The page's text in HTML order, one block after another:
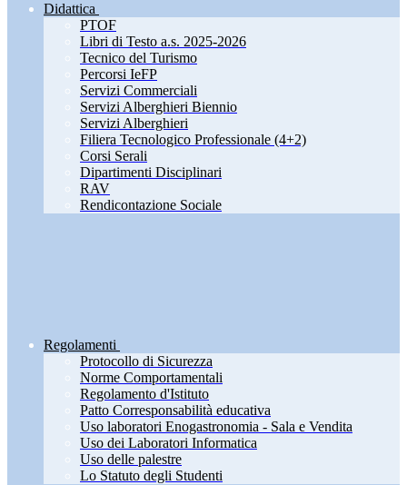
Didattica
PTOF
Libri di Testo a.s. 2025-2026
Tecnico del Turismo
Percorsi IeFP
Servizi Commerciali
Servizi Alberghieri Biennio
Servizi Alberghieri
Filiera Tecnologico Professionale (4+2)
Corsi Serali
Dipartimenti Disciplinari
RAV
Rendicontazione Sociale
Regolamenti
Protocollo di Sicurezza
Norme Comportamentali
Regolamento d'Istituto
Patto Corresponsabilità educativa
Uso laboratori Enogastronomia - Sala e Vendita
Uso dei Laboratori Informatica
Uso delle palestre
Lo Statuto degli Studenti